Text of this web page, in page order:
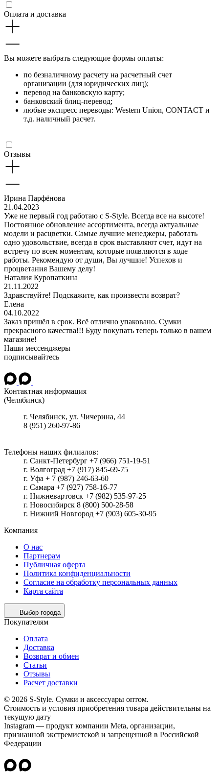
Оплата и доставка
Вы можете выбрать следующие формы оплаты:
по безналичному расчету на расчетный счет
организации (для юридических лиц);
перевод на банковскую карту;
банковский блиц-перевод;
любые экспресс переводы: Western Union, CONTACT и
т.д. наличный расчет.
Отзывы
Ирина Парфёнова
21.04.2023
Уже не первый год работаю с S-Style. Всегда все на высоте!
Постоянное обновление ассортимента, всегда актуальные
модели и расцветки. Самые лучшие менеджеры, работать
одно удовольствие, всегда в срок выставляют счет, идут на
встречу по всем моментам, которые появляются в ходе
работы. Рекомендую от души, Вы лучшие! Успехов и
процветания Вашему делу!
Наталия Куропаткина
21.11.2022
Здравствуйте! Подскажите, как произвести возврат?
Елена
04.10.2022
Заказ пришёл в срок. Всё отлично упаковано. Сумки
прекрасного качества!!! Буду покупать теперь только в вашем
магазине!
Наши мессенджеры
подписывайтесь
Контактная информация
(Челябинск)
г. Челябинск, ул. Чичерина, 44
8 (951) 260-97-86
Телефоны наших филиалов:
г. Санкт-Петербург +7 (966) 751-19-51
г. Волгоград +7 (917) 845-69-75
г. Уфа + 7 (987) 246-63-60
г. Самара +7 (927) 758-16-77
г. Нижневартовск +7 (982) 535-97-25
г. Новосибирск 8 (800) 500-28-58
г. Нижний Новгород +7 (903) 605-30-95
Компания
О нас
Партнерам
Публичная оферта
Политика конфиденциальности
Согласие на обработку персональных данных
Карта сайта
Выбор города
Покупателям
Оплата
Доставка
Возврат и обмен
Статьи
Отзывы
Расчет доставки
© 2026 S-Style. Сумки и аксессуары оптом.
Cтоимость и условия приобретения товара действительны на
текущую дату
Instagram — продукт компании Meta, организации,
признанной экстремистской и запрещенной в Российской
Федерации